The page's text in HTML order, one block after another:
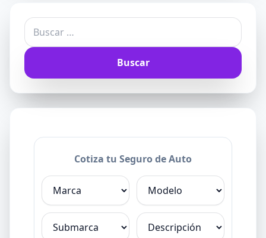
Buscar:
Cotiza tu Seguro de Auto
Marca
Modelo
Submarca Descripción